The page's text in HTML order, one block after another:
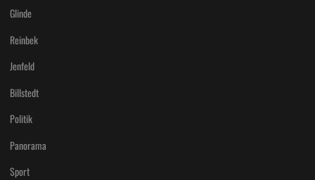
Glinde
Reinbek
Jenfeld
Billstedt
Politik
Panorama
Sport